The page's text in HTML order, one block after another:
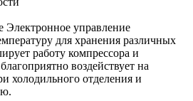
Электронное управление
для хранения различных
работу компрессора и
воздействует на
холодильного отделения и